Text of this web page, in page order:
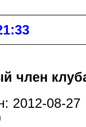
член
2012-08-27